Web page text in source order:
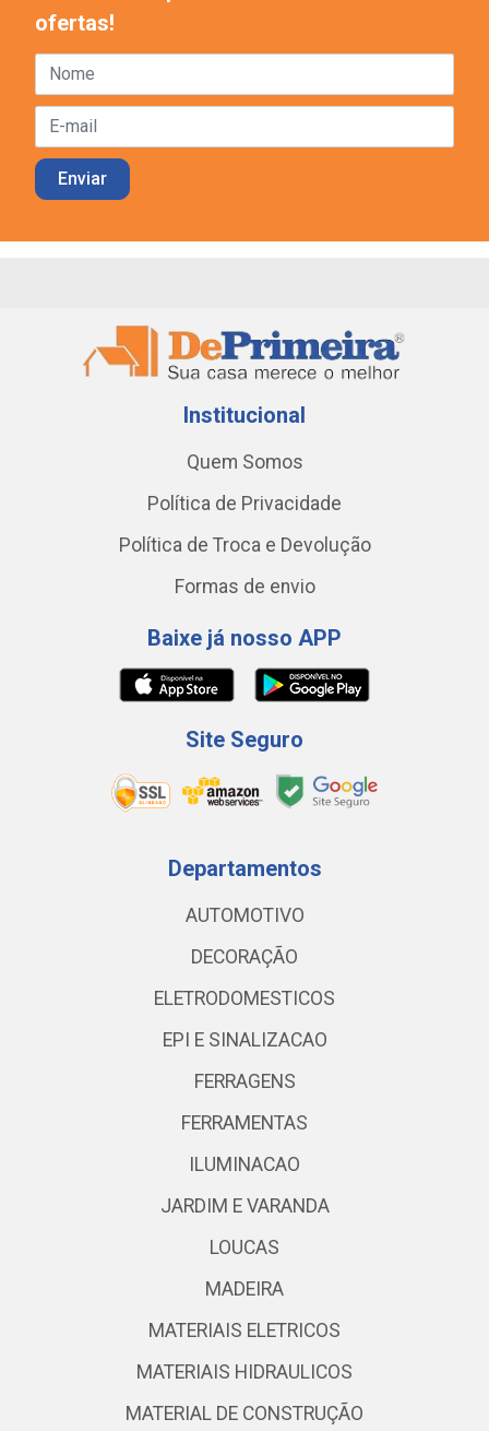
ofertas!
Institucional
Quem Somos
Política de Privacidade
Política de Troca e Devolução
Formas de envio
Baixe já nosso APP
Site Seguro
Departamentos
AUTOMOTIVO
DECORAÇÃO
ELETRODOMESTICOS
EPI E SINALIZACAO
FERRAGENS
FERRAMENTAS
ILUMINACAO
JARDIM E VARANDA
LOUCAS
MADEIRA
MATERIAIS ELETRICOS
MATERIAIS HIDRAULICOS
MATERIAL DE CONSTRUÇÃO